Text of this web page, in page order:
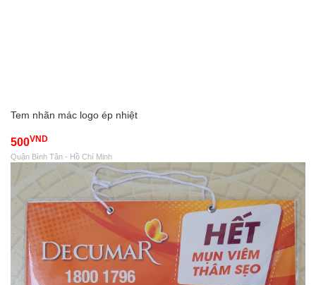
Tem nhãn mác logo ép nhiệt
500VND
Quận Bình Tân - Hồ Chí Minh